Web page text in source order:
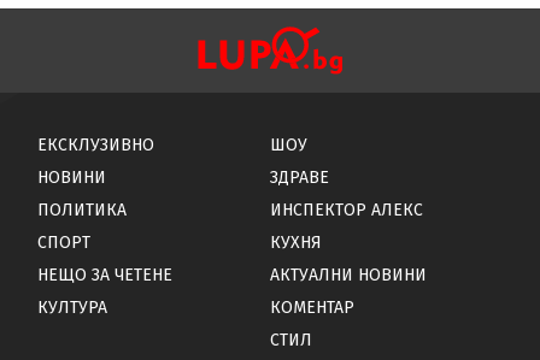
ЕКСКЛУЗИВНО
НОВИНИ
ПОЛИТИКА
СПОРТ
НЕЩО ЗА ЧЕТЕНЕ
КУЛТУРА
ШОУ
ЗДРАВЕ
ИНСПЕКТОР АЛЕКС
КУХНЯ
АКТУАЛНИ НОВИНИ
КОМЕНТАР
СТИЛ